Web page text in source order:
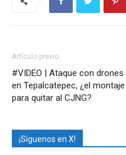
Artículo previo
#VIDEO | Ataque con drones
en Tepalcatepec, ¿el montaje
para quitar al CJNG?
¡Síguenos en X!